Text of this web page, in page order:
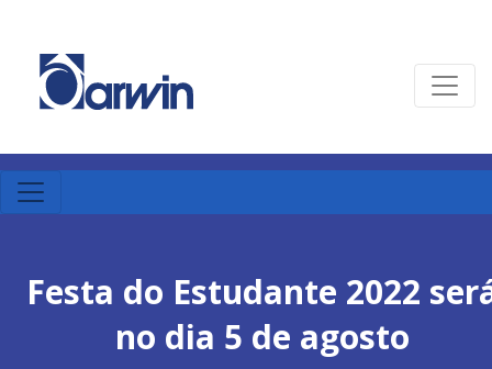
Festa do Estudante 2022
no dia 5 de agosto